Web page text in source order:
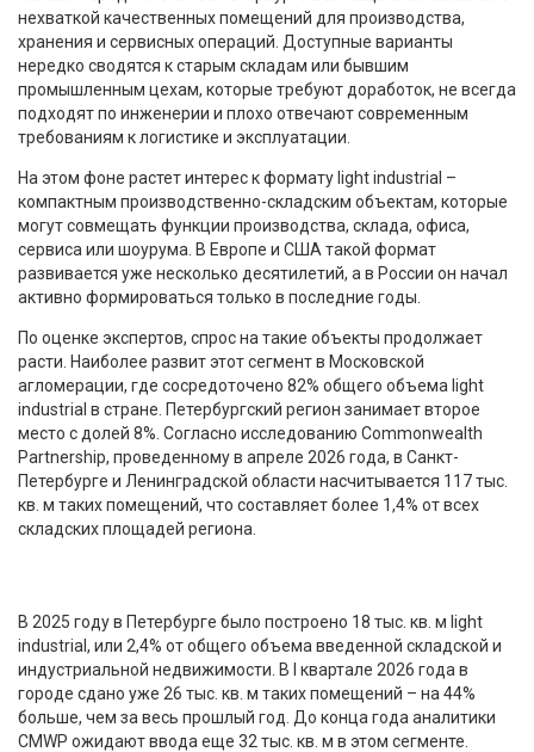
нехваткой качественных помещений для производства,
хранения и сервисных операций. Доступные варианты
нередко сводятся к старым складам или бывшим
промышленным цехам, которые требуют доработок, не всегда
подходят по инженерии и плохо отвечают современным
требованиям к логистике и эксплуатации.
На этом фоне растет интерес к формату light industrial –
компактным производственно-складским объектам, которые
могут совмещать функции производства, склада, офиса,
сервиса или шоурума. В Европе и США такой формат
развивается уже несколько десятилетий, а в России он начал
активно формироваться только в последние годы.
По оценке экспертов, спрос на такие объекты продолжает
расти. Наиболее развит этот сегмент в Московской
агломерации, где сосредоточено 82% общего объема light
industrial в стране. Петербургский регион занимает второе
место с долей 8%. Согласно исследованию Commonwealth
Partnership, проведенному в апреле 2026 года, в Санкт-
Петербурге и Ленинградской области насчитывается 117 тыс.
кв. м таких помещений, что составляет более 1,4% от всех
складских площадей региона.
В 2025 году в Петербурге было построено 18 тыс. кв. м light
industrial, или 2,4% от общего объема введенной складской и
индустриальной недвижимости. В I квартале 2026 года в
городе сдано уже 26 тыс. кв. м таких помещений – на 44%
больше, чем за весь прошлый год. До конца года аналитики
CMWP ожидают ввода еще 32 тыс. кв. м в этом сегменте.